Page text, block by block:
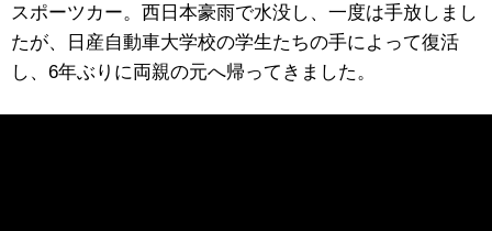
スポーツカー。西日本豪雨で水没し、一度は手放しまし
たが、日産自動車大学校の学生たちの手によって復活
し、6年ぶりに両親の元へ帰ってきました。